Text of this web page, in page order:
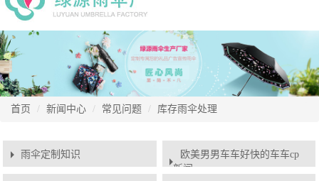
首页 新闻中心 常见问题 库存雨伞处理
雨伞定制知识
欧美男男车车好快的车车cp
新闻